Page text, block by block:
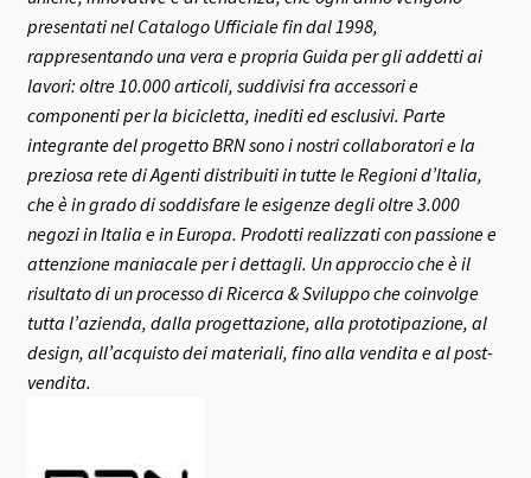
presentati nel Catalogo Ufficiale fin dal 1998,
rappresentando una vera e propria Guida per gli addetti ai
lavori: oltre 10.000 articoli, suddivisi fra accessori e
componenti per la bicicletta, inediti ed esclusivi. Parte
integrante del progetto BRN sono i nostri collaboratori e la
preziosa rete di Agenti distribuiti in tutte le Regioni d’Italia,
che è in grado di soddisfare le esigenze degli oltre 3.000
negozi in Italia e in Europa. Prodotti realizzati con passione e
attenzione maniacale per i dettagli. Un approccio che è il
risultato di un processo di Ricerca & Sviluppo che coinvolge
tutta l’azienda, dalla progettazione, alla prototipazione, al
design, all’acquisto dei materiali, fino alla vendita e al post-
vendita.